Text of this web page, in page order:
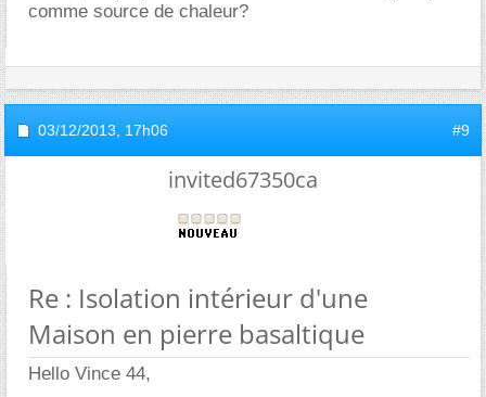
comme source de chaleur?
03/12/2013, 17h06 #9
invited67350ca
Re : Isolation intérieur d'une
Maison en pierre basaltique
Hello Vince 44,